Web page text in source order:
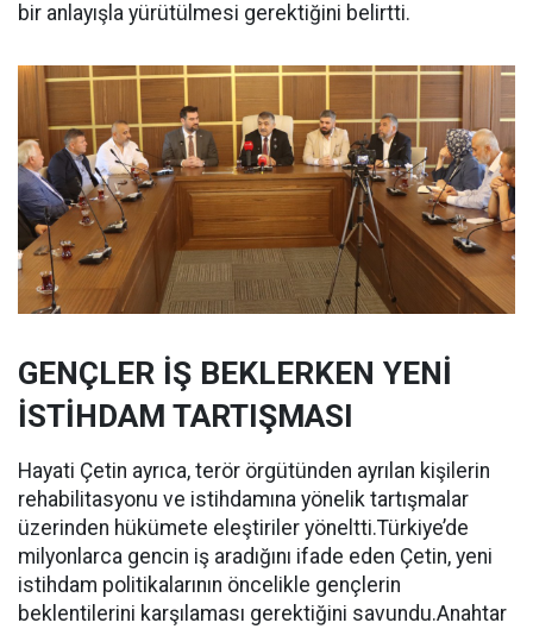
bir anlayışla yürütülmesi gerektiğini belirtti.
GENÇLER İŞ BEKLERKEN YENİ
İSTİHDAM TARTIŞMASI
Hayati Çetin ayrıca, terör örgütünden ayrılan kişilerin
rehabilitasyonu ve istihdamına yönelik tartışmalar
üzerinden hükümete eleştiriler yöneltti.Türkiye’de
milyonlarca gencin iş aradığını ifade eden Çetin, yeni
istihdam politikalarının öncelikle gençlerin
beklentilerini karşılaması gerektiğini savundu.Anahtar